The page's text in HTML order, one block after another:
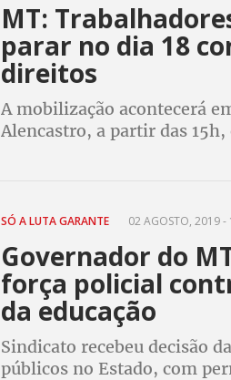
MT:
parar no dia 18
direitos
A mobilização acontecerá
Alencastro, a partir das
SÓ A LUTA GARANTE 02 AGOSTO, 2019 -
Governador do
força policial
da educação
Sindicato recebeu decisão
públicos no Estado, com